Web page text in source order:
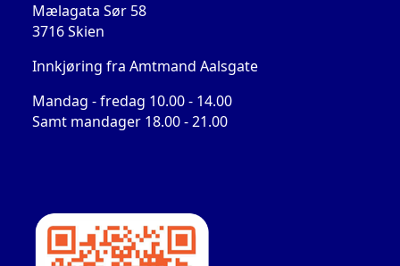
Mælagata Sør 58
3716 Skien
Innkjøring fra Amtmand Aalsgate
Mandag - fredag 10.00 - 14.00
Samt mandager 18.00 - 21.00